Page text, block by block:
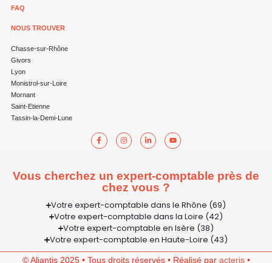
FAQ
NOUS TROUVER
Chasse-sur-Rhône
Givors
Lyon
Monistrol-sur-Loire
Mornant
Saint-Etienne
Tassin-la-Demi-Lune
Vous cherchez un expert-comptable près de
chez vous ?
Votre expert-comptable dans le Rhône (69)
Votre expert-comptable dans la Loire (42)
Votre expert-comptable en Isère (38)
Votre expert-comptable en Haute-Loire (43)
© Aliantis 2025 • Tous droits réservés • Réalisé par acteris•